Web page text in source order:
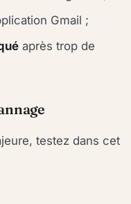
Gmail ;
après trop de
testez dans cet